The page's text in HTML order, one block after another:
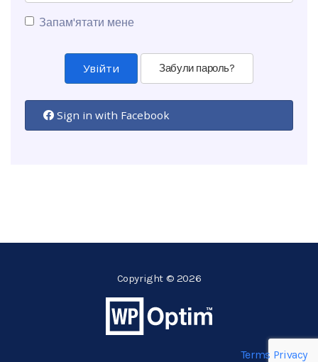
Запам'ятати мене
Забули пароль?
Sign in with Facebook
Copyright © 2026
Terms Privacy